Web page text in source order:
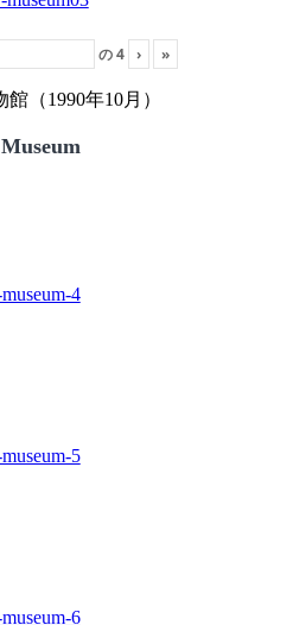
の4 › »
（1990年10月）